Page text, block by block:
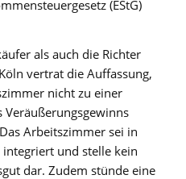
(EStG)
als auch die Richter
vertrat die Auffassung,
nicht zu einer
Veräußerungsgewinns
Arbeitszimmer sei in
und stelle kein
dar. Zudem stünde eine